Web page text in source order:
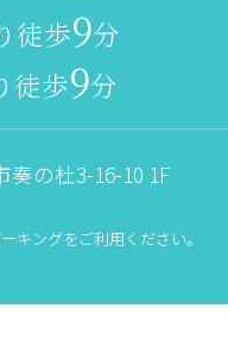
徒歩9分
徒歩9分
奏の杜3-16-10 1F
キングをご利用ください。